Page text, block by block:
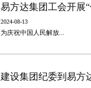
2024-08-13
为庆祝中国人民解放...
建设集团纪委到易方